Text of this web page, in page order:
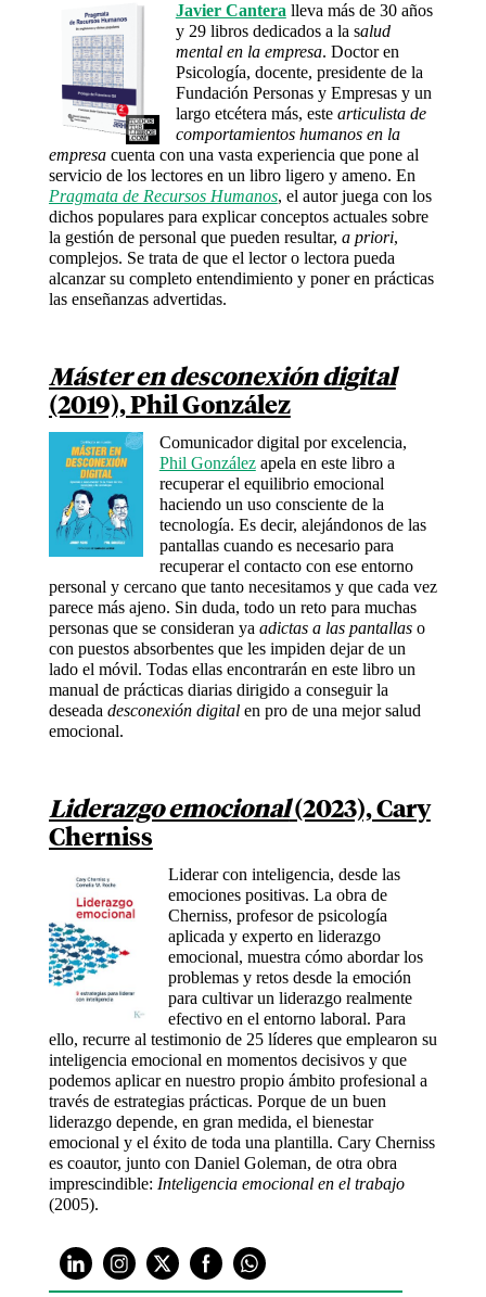
Javier Cantera lleva más de 30 años
y 29 libros dedicados a la salud
mental en la empresa. Doctor en
Psicología, docente, presidente de la
Fundación Personas y Empresas y un
largo etcétera más, este articulista de
comportamientos humanos en la
empresa cuenta con una vasta experiencia que pone al
servicio de los lectores en un libro ligero y ameno. En
Pragmata de Recursos Humanos, el autor juega con los
dichos populares para explicar conceptos actuales sobre
la gestión de personal que pueden resultar, a priori,
complejos. Se trata de que el lector o lectora pueda
alcanzar su completo entendimiento y poner en prácticas
las enseñanzas advertidas.
Máster en desconexión digital
(2019), Phil González
Comunicador digital por excelencia,
Phil Gonzálezapela en este libro a
recuperar el equilibrio emocional
haciendo un uso consciente de la
tecnología. Es decir, alejándonos de las
pantallas cuando es necesario para
recuperar el contacto con ese entorno
personal y cercano que tanto necesitamos y que cada vez
parece más ajeno. Sin duda, todo un reto para muchas
personas que se consideran ya adictas a las pantallaso
con puestos absorbentes que les impiden dejar de un
lado el móvil. Todas ellas encontrarán en este libro un
manual de prácticas diarias dirigido a conseguir la
deseada desconexión digital en pro de una mejor salud
emocional.
Liderazgo emocional(2023), Cary
Cherniss
Liderar con inteligencia, desde las
emociones positivas. La obra de
Cherniss, profesor de psicología
aplicada y experto en liderazgo
emocional, muestra cómo abordar los
problemas y retos desde la emoción
para cultivar un liderazgo realmente
efectivo en el entorno laboral. Para
ello, recurre al testimonio de 25 líderes que emplearon su
inteligencia emocional en momentos decisivos y que
podemos aplicar en nuestro propio ámbito profesional a
través de estrategias prácticas. Porque de un buen
liderazgo depende, en gran medida, el bienestar
emocional y el éxito de toda una plantilla. Cary Cherniss
es coautor, junto con Daniel Goleman, de otra obra
imprescindible: Inteligencia emocional en el trabajo
(2005).